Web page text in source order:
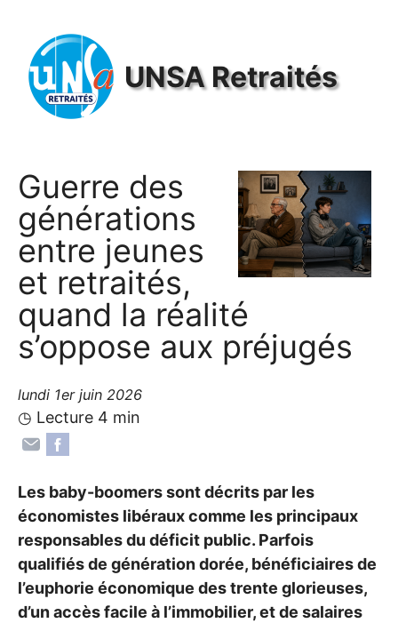
UNSARetraités
Guerre des
générations
entre jeunes
et retraités,
quand la réalité
s’oppose aux préjugés
lundi 1er juin 2026
◷ Lecture 4 min
Les baby-boomers sont décrits par les
économistes libéraux comme les principaux
responsables du déficit public. Parfois
qualifiés de génération dorée, bénéficiaires de
l’euphorie économique des trente glorieuses,
d’un accès facile à l’immobilier, et de salaires